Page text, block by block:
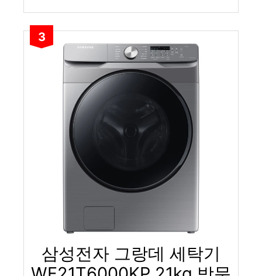
3
삼성전자 그랑데 세탁기